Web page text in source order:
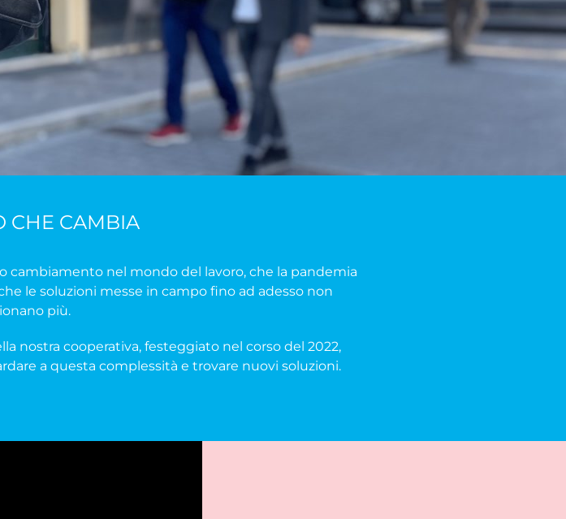
CHE CAMBIA
cambiamento nel mondo del lavoro, che la pandemia
le soluzioni messe in campo fino ad adesso non
più.
nostra cooperativa, festeggiato nel corso del 2022,
a questa complessità e trovare nuovi soluzioni.